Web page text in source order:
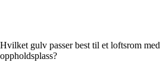
Hvilket gulv passer best til et loftsrom med
oppholdsplass?